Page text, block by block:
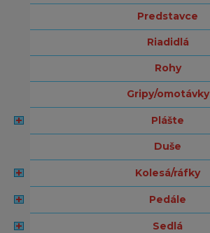
predstavce
riadidlá
rohy
gripy/omotávky
plášte
duše
kolesá/ráfky
pedále
sedlá